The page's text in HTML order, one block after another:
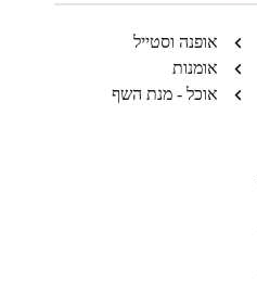
אופנה וסטייל
אומנות
אוכל - מנת השף